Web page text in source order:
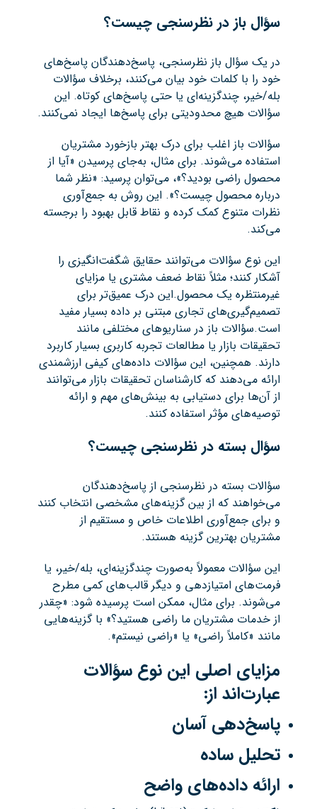
سؤال باز در نظرسنجی چیست؟
در یک سؤال باز نظرسنجی، پاسخ‌دهندگان پاسخ‌های
خود را با کلمات خود بیان می‌کنند، برخلاف سؤالات
بله/خیر، چندگزینه‌ای یا حتی پاسخ‌های کوتاه. این
سؤالات هیچ محدودیتی برای پاسخ‌ها ایجاد نمی‌کنند.
سؤالات باز اغلب برای درک بهتر بازخورد مشتریان
استفاده می‌شوند. برای مثال، به‌جای پرسیدن «آیا از
محصول راضی بودید؟»، می‌توان پرسید: «نظر شما
درباره محصول چیست؟». این روش به جمع‌آوری
نظرات متنوع کمک کرده و نقاط قابل بهبود را برجسته
می‌کند.
این نوع سؤالات می‌توانند حقایق شگفت‌انگیزی را
آشکار کنند؛ مثلاً نقاط ضعف مشتری یا مزایای
غیرمنتظره یک محصول.این درک عمیق‌تر برای
تصمیم‌گیری‌های تجاری مبتنی بر داده بسیار مفید
است.سؤالات باز در سناریوهای مختلفی مانند
تحقیقات بازار یا مطالعات تجربه کاربری بسیار کاربرد
دارند. همچنین، این سؤالات داده‌های کیفی ارزشمندی
ارائه می‌دهند که کارشناسان تحقیقات بازار می‌توانند
از آن‌ها برای دستیابی به بینش‌های مهم و ارائه
توصیه‌های مؤثر استفاده کنند.
سؤال بسته در نظرسنجی چیست؟
سؤالات بسته در نظرسنجی از پاسخ‌دهندگان
می‌خواهند که از بین گزینه‌های مشخصی انتخاب کنند
و برای جمع‌آوری اطلاعات خاص و مستقیم از
مشتریان بهترین گزینه هستند.
این سؤالات معمولاً به‌صورت چندگزینه‌ای، بله/خیر، یا
فرمت‌های امتیازدهی و دیگر قالب‌های کمی مطرح
می‌شوند. برای مثال، ممکن است پرسیده شود: «چقدر
از خدمات مشتریان ما راضی هستید؟» با گزینه‌هایی
مانند «کاملاً راضی» یا «راضی نیستم».
مزایای اصلی این نوع سؤالات
عبارت‌اند از:
پاسخ‌دهی آسان
تحلیل ساده
ارائه داده‌های واضح